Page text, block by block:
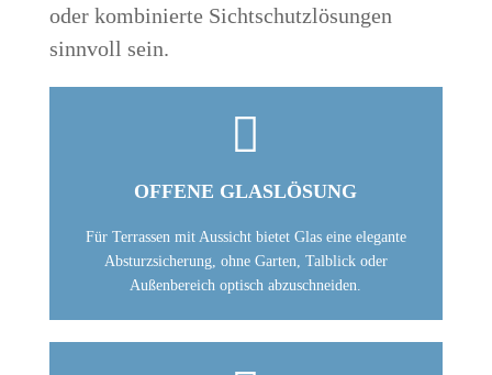
oder kombinierte Sichtschutzlösungen
sinnvoll sein.

OFFENE GLASLÖSUNG
Für Terrassen mit Aussicht bietet Glas eine elegante
Absturzsicherung, ohne Garten, Talblick oder
Außenbereich optisch abzuschneiden.